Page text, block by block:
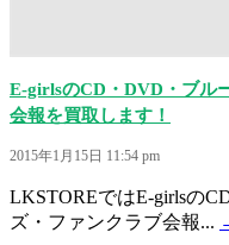
E-girlsのCD・DVD・ブル
会報を買取します！
2015年1月15日 11:54 pm
LKSTOREではE-girlsの
ズ・ファンクラブ会報...